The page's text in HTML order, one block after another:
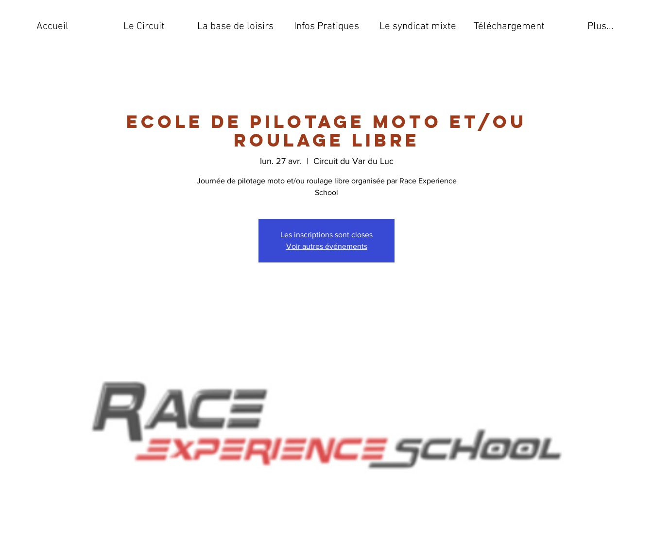
Accueil Le Circuit La base de loisirs Infos Pratiques Le syndicat mixte Téléchargement Plus...
Ecole de pilotage moto et/ou
roulage libre
lun. 27 avr.
  |
Circuit du Var du Luc
Journée de pilotage moto et/ou roulage libre organisée par Race Experience
School
Les inscriptions sont closes
Voir autres événements